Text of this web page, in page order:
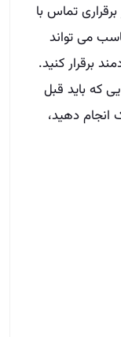
تماس با
می تواند
برقرار کنید.
که باید قبل
انجام دهید،